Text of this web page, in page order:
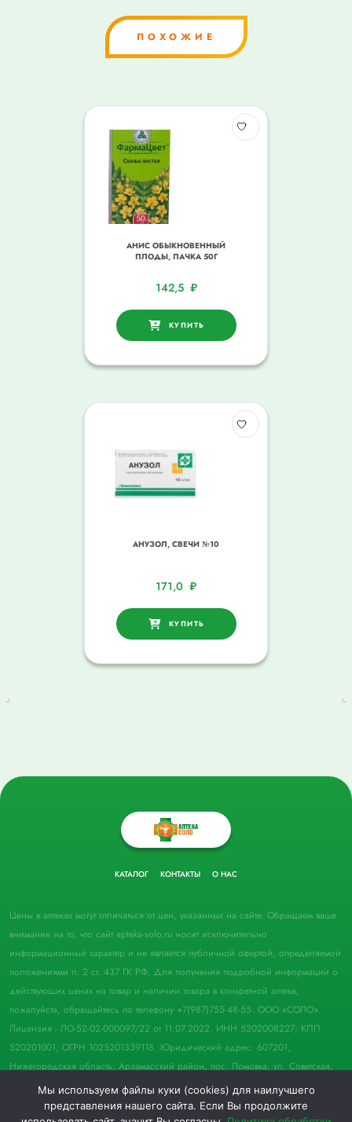
ПОХОЖИЕ
АНИС ОБЫКНОВЕННЫЙ
ПЛОДЫ, ПАЧКА 50Г
142,5 ₽
КУПИТЬ
АНУЗОЛ, СВЕЧИ №10
171,0 ₽
КУПИТЬ
КАТАЛОГ КОНТАКТЫ О НАС
Цены в аптеках могут отличаться от цен, указанных на сайте. Обращаем ваше
внимание на то, что сайт apteka-solo.ru носит исключительно
информационный характер и не является публичной офертой, определяемой
положениями п. 2 ст. 437 ГК РФ. Для получения подробной информации о
действующих ценах на товар и наличии товара в конкретной аптеке,
пожалуйста, обращайтесь по телефону +7(987)755-48-55. ООО «СОЛО».
Лицензия - ЛО-52-02-000097/22 от 11.07.2022. ИНН 5202008227; КПП
520201001; ОГРН 1025201339118. Юридический адрес: 607201,
Нижегородская область, Арзамасский район, пос. Ломовка, ул. Советская,
д. 33, пом. 21.
© 2022 Аптека "Соло". Все права защищены.
Мы используем файлы куки (cookies) для наилучшего
представления нашего сайта. Если Вы продолжите